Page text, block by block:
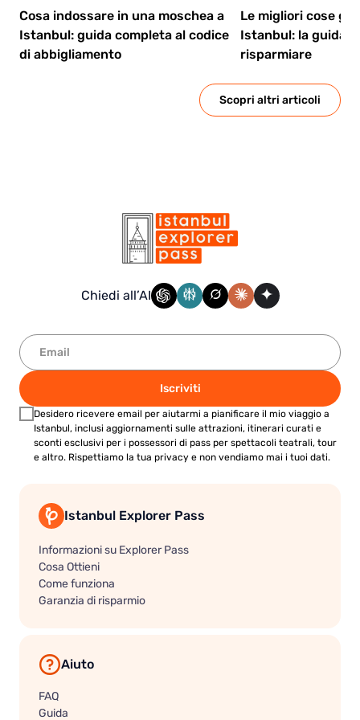
Scopri altri articoli
Cosa indossare in una moschea a
Istanbul: guida completa al codice
di abbigliamento
Le migliori cose
Istanbul: la guida
risparmiare
Chiedi all’AI
Iscriviti
Desidero ricevere email per aiutarmi a pianificare il mio viaggio a
Istanbul, inclusi aggiornamenti sulle attrazioni, itinerari curati e
sconti esclusivi per i possessori di pass per spettacoli teatrali, tour
e altro. Rispettiamo la tua privacy e non vendiamo mai i tuoi dati.
Istanbul Explorer Pass
Informazioni su Explorer Pass
Cosa Ottieni
Come funziona
Garanzia di risparmio
Aiuto
FAQ
Guida